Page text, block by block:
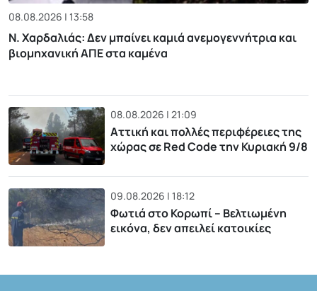
08.08.2026 | 13:58
Ν. Χαρδαλιάς: Δεν μπαίνει καμιά ανεμογεννήτρια και
βιομηχανική ΑΠΕ στα καμένα
08.08.2026 | 21:09
Αττική και πολλές περιφέρειες της
χώρας σε Red Code την Κυριακή 9/8
09.08.2026 | 18:12
Φωτιά στο Κορωπί – Βελτιωμένη
εικόνα, δεν απειλεί κατοικίες